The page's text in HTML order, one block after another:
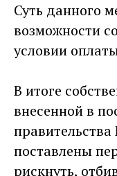
Суть данного
возможности
условии
В итоге
внесенной в
поставлены
рискнуть,